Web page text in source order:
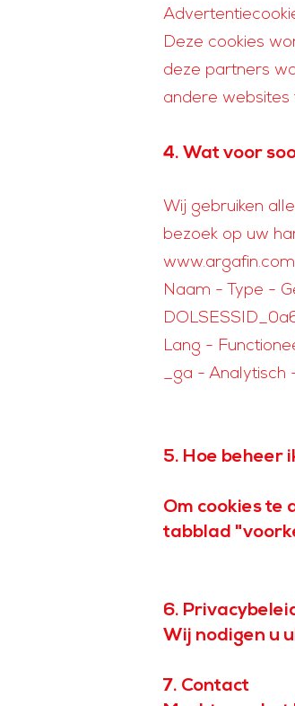
Deze cookies
deze partners
andere websites
4. Wat voor
Wij gebruiken
bezoek op uw
www.argafin.com
Naam - Type -
Lang -
_ga - Analytisch
5. Hoe beheer
Om cookies te
tabblad
6.
Wij nodigen u
7. Contact